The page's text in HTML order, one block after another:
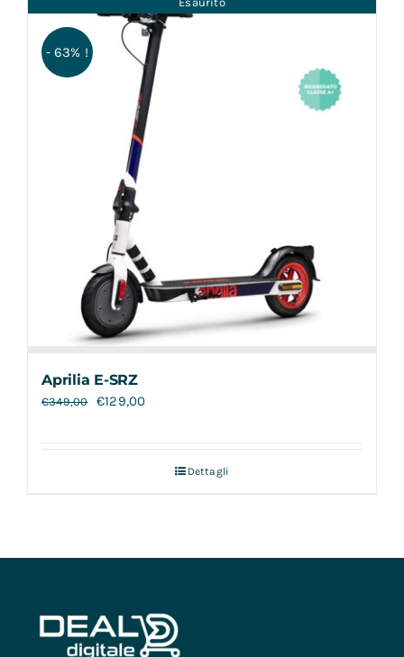
- 63% !
Aprilia E-SRZ
€349,00 €129,00
Dettagli